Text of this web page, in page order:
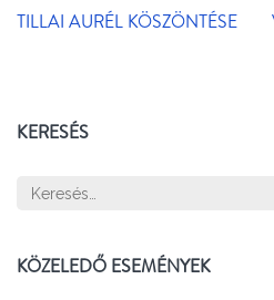
Bejegyzés
TILLAI AURÉL KÖSZÖNTÉSE
KERESÉS
Keresés:
KÖZELEDŐ ESEMÉNYEK